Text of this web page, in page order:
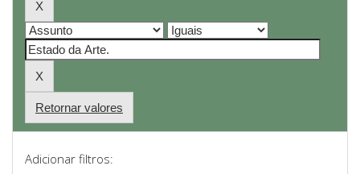
Retornar valores
Adicionar filtros: